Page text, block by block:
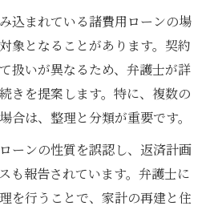
込まれている諸費用ローンの場
象となることがあります。契約
扱いが異なるため、弁護士が詳
きを提案します。特に、複数の
合は、整理と分類が重要です。
ーンの性質を誤認し、返済計画
も報告されています。弁護士に
を行うことで、家計の再建と住